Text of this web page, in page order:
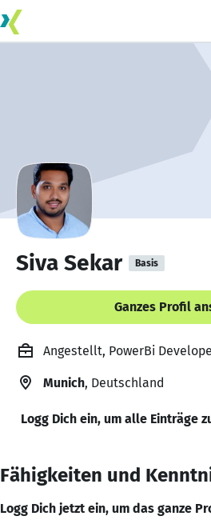
Siva Sekar Basis
Ganzes Profil
Angestellt, PowerBi
Munich, Deutschland
Logg Dich ein, um alle Einträge
Fähigkeiten und
Logg Dich jetzt ein, um das ganze